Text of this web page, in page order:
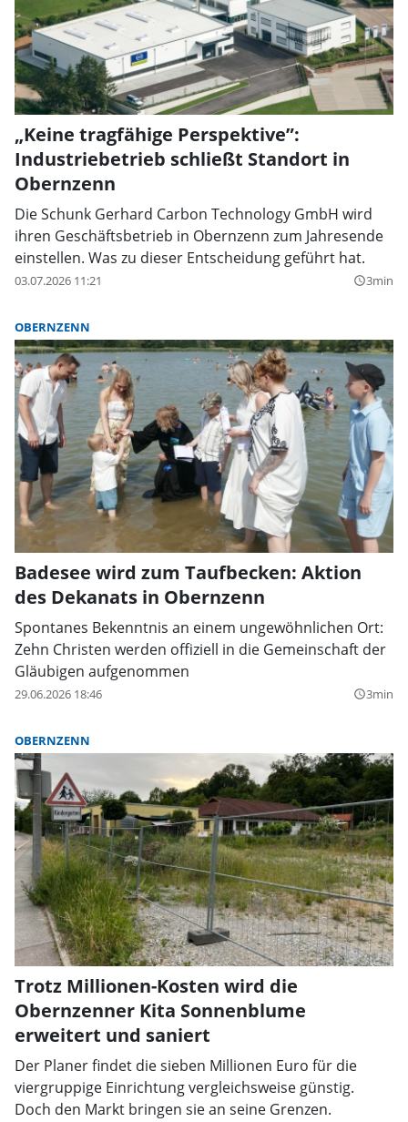
„Keine tragfähige Perspektive”:
Industriebetrieb schließt Standort in
Obernzenn
Die Schunk Gerhard Carbon Technology GmbH wird
ihren Geschäftsbetrieb in Obernzenn zum Jahresende
einstellen. Was zu dieser Entscheidung geführt hat.
03.07.2026 11:21 query_builder3min
OBERNZENN
Badesee wird zum Taufbecken: Aktion
des Dekanats in Obernzenn
Spontanes Bekenntnis an einem ungewöhnlichen Ort:
Zehn Christen werden offiziell in die Gemeinschaft der
Gläubigen aufgenommen
29.06.2026 18:46 query_builder3min
OBERNZENN
Trotz Millionen-Kosten wird die
Obernzenner Kita Sonnenblume
erweitert und saniert
Der Planer findet die sieben Millionen Euro für die
viergruppige Einrichtung vergleichsweise günstig.
Doch den Markt bringen sie an seine Grenzen.